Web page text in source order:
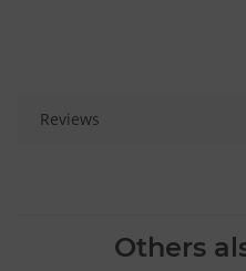
Reviews
Others